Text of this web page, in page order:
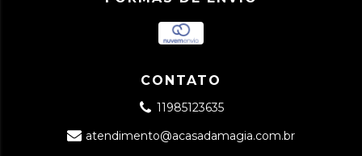
CONTATO
11985123635
atendimento@acasadamagia.com.br